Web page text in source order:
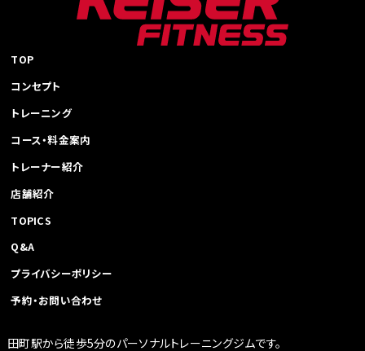
TOP
コンセプト
トレーニング
コース・料金案内
トレーナー紹介
店舗紹介
TOPICS
Q&A
プライバシーポリシー
予約・お問い合わせ
田町駅から徒歩5分のパーソナルトレーニングジムです。